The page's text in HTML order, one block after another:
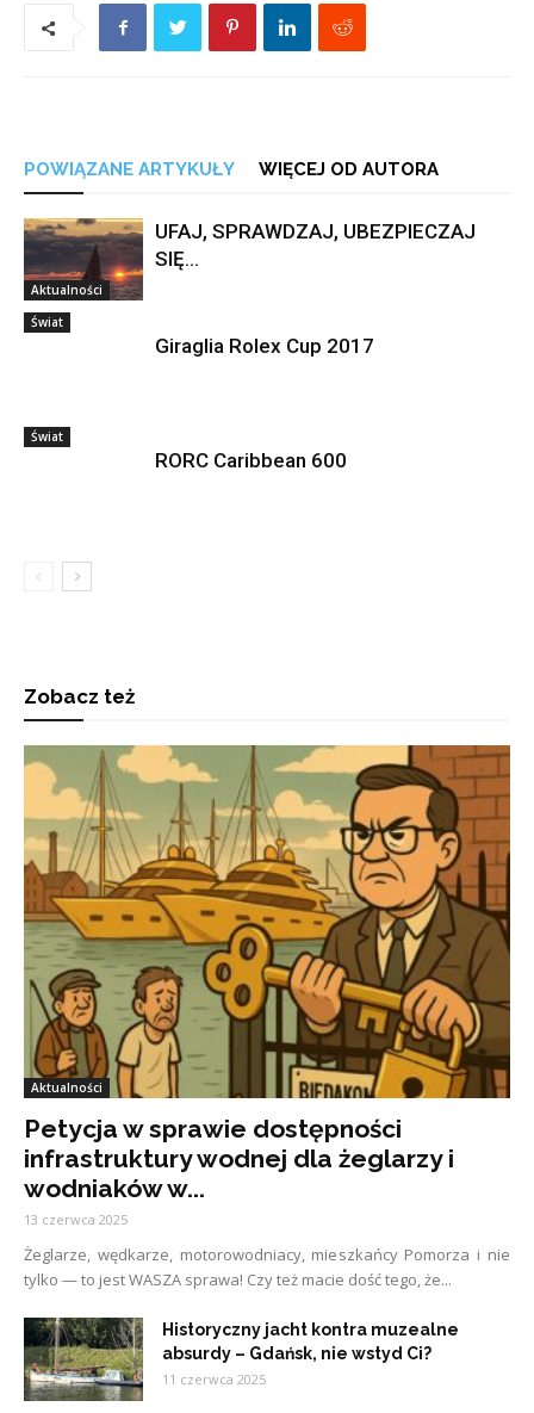
POWIĄZANE ARTYKUŁY WIĘCEJ OD AUTORA
Aktualności
UFAJ, SPRAWDZAJ, UBEZPIECZAJ
SIĘ…
Świat
Giraglia Rolex Cup 2017
Świat
RORC Caribbean 600
Zobacz też
Aktualności
Petycja w sprawie dostępności
infrastruktury wodnej dla żeglarzy i
wodniaków w...
13 czerwca 2025
Żeglarze, wędkarze, motorowodniacy, mieszkańcy Pomorza i nie
tylko — to jest WASZA sprawa! Czy też macie dość tego, że...
Historyczny jacht kontra muzealne
absurdy – Gdańsk, nie wstyd Ci?
11 czerwca 2025